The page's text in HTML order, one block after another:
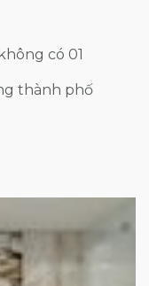
có 01
thành phố